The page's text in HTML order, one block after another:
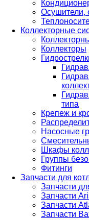
Осушители,
Коллекторные
Коллекторы
типа
Крепеж и
Насосные
Шкафы
Группы
Фитинги
Запчасти для
Запчасти
Запчасти
Запчасти
Запчасти